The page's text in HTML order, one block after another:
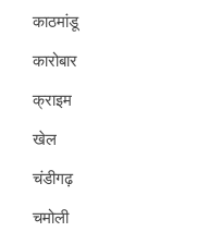
काठमांडू
कारोबार
क्राइम
खेल
चंडीगढ़
चमोली